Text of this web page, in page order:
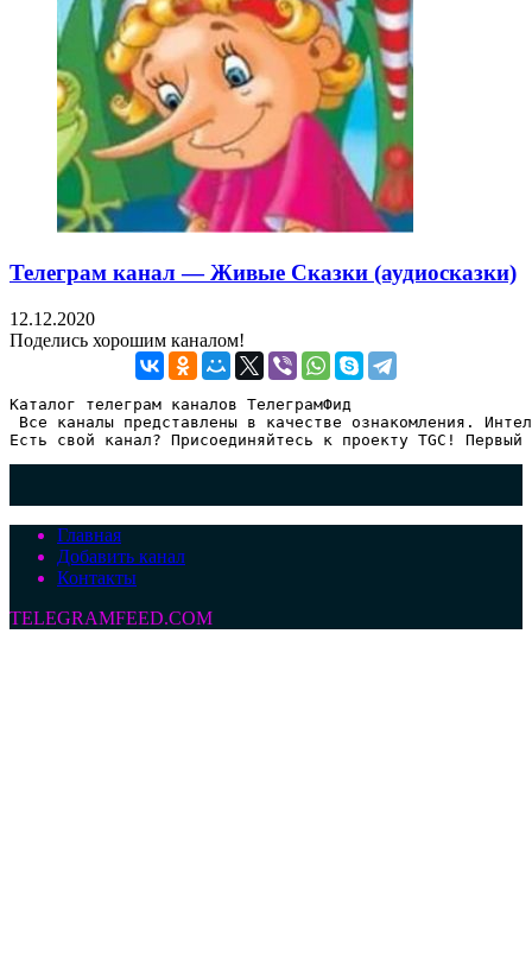
Телеграм канал — Живые Сказки (аудиосказки)
12.12.2020
Поделись хорошим каналом!
Каталог телеграм каналов ТелеграмФид
Все каналы представлены в качестве ознакомления.
Есть свой канал? Присоединяйтесь к проекту TGC!
Главная
Добавить канал
Контакты
TELEGRAMFEED.COM